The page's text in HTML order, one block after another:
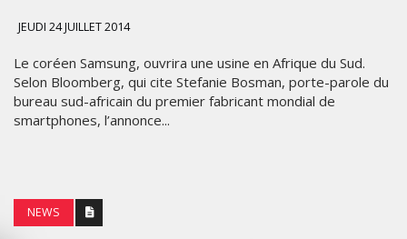
JEUDI 24 JUILLET 2014
Le coréen Samsung, ouvrira une usine en Afrique du Sud.
Selon Bloomberg, qui cite Stefanie Bosman, porte-parole du
bureau sud-africain du premier fabricant mondial de
smartphones, l’annonce...
NEWS